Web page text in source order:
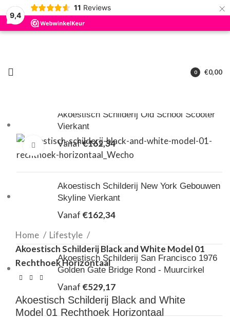
9,4
11 Reviews ×
0
€0,00
Klik om te vergroten
Home
Lifestyle
Akoestisch Schilderij Black and White Model 01
Rechthoek Horizontaal
Akoestisch Schilderij Black and White
Model 01 Rechthoek Horizontaal
Begin met typen om producten te zien die u zoekt.
Akoestisch Schilderij Old School Scooter
Vierkant
Vanaf€162,34
Akoestisch Schilderij New York Gebouwen
Skyline Vierkant
Vanaf €162,34
Akoestisch Schilderij San Francisco 1976
Golden Gate Bridge Rond - Muurcirkel
Vanaf €529,17